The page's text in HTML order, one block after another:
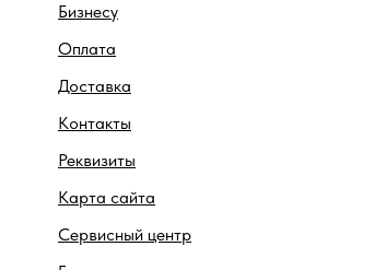
Бизнесу
Оплата
Доставка
Контакты
Реквизиты
Карта сайта
Сервисный центр